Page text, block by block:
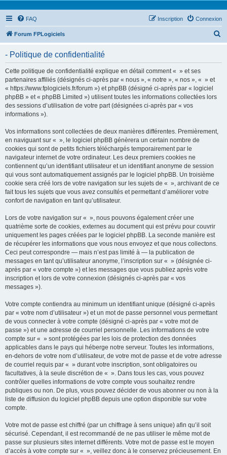
FAQ Connexion
Inscription
Forum FPLogiciels
- Politique de confidentialité
Cette politique de confidentialité explique en détail comment « » et ses
partenaires affiliés (désignés ci-après par « nous », « notre », « nos », « » et
« https://www.fplogiciels.fr/forum ») et phpBB (désigné ci-après par « logiciel
phpBB » et « phpBB Limited ») utilisent toutes les informations collectées lors
des sessions d’utilisation de votre part (désignées ci-après par « vos
informations »).
Vos informations sont collectées de deux manières différentes. Premièrement,
en naviguant sur « », le logiciel phpBB génèrera un certain nombre de
cookies qui sont de petits fichiers téléchargés temporairement par le
navigateur internet de votre ordinateur. Les deux premiers cookies ne
contiennent qu’un identifiant utilisateur et un identifiant anonyme de session
qui vous sont automatiquement assignés par le logiciel phpBB. Un troisième
cookie sera créé lors de votre navigation sur les sujets de « », archivant de ce
fait tous les sujets que vous avez consultés et permettant d’améliorer votre
confort de navigation en tant qu’utilisateur.
Lors de votre navigation sur « », nous pouvons également créer une
quatrième sorte de cookies, externes au document qui est prévu pour couvrir
uniquement les pages créées par le logiciel phpBB. La seconde manière est
de récupérer les informations que vous nous envoyez et que nous collectons.
Ceci peut correspondre — mais n’est pas limité à — la publication de
messages en tant qu’utilisateur anonyme, l’inscription sur « » (désignée ci-
après par « votre compte ») et les messages que vous publiez après votre
inscription et lors de votre connexion (désignés ci-après par « vos
messages »).
Votre compte contiendra au minimum un identifiant unique (désigné ci-après
par « votre nom d’utilisateur ») et un mot de passe personnel vous permettant
de vous connecter à votre compte (désigné ci-après par « votre mot de
passe ») et une adresse de courriel personnelle. Les informations de votre
compte sur « » sont protégées par les lois de protection des données
applicables dans le pays qui héberge notre serveur. Toutes les informations,
en-dehors de votre nom d’utilisateur, de votre mot de passe et de votre adresse
de courriel requis par « » durant votre inscription, sont obligatoires ou
facultatives, à la seule discrétion de « ». Dans tous les cas, vous pouvez
contrôler quelles informations de votre compte vous souhaitez rendre
publiques ou non. De plus, vous pouvez décider de vous abonner ou non à la
liste de diffusion du logiciel phpBB depuis une option disponible sur votre
compte.
Votre mot de passe est chiffré (par un chiffrage à sens unique) afin qu’il soit
sécurisé. Cependant, il est recommandé de ne pas utiliser le même mot de
passe sur plusieurs sites internet différents. Votre mot de passe est le moyen
d’accès à votre compte sur « », veillez donc à le conservez précieusement. En